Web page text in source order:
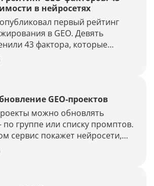
в нейросетях
первый рейтинг
в GEO. Девять
43 фактора, которые
бренда в AI-ответах.
GEO-проектов
можно обновлять
группе или списку промптов.
сервис покажет нейросети,
и расход лимитов. Проверьте
или результат GEO-работ без